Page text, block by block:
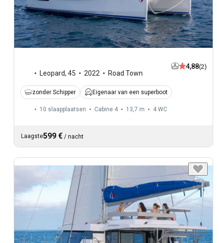
Leopard, 45 2022 Road Town
4,88(2)
zonder Schipper Eigenaar van een superboot
10 slaapplaatsen Cabine 4 13,7 m 4 WC
Laagste599 € / nacht